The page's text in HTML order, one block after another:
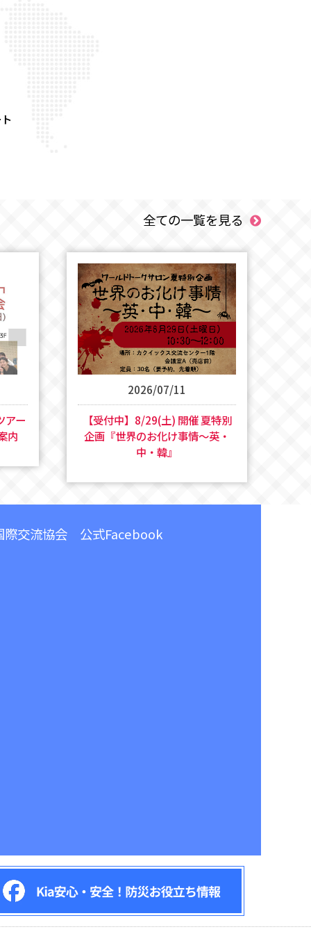
全ての一覧を見る
アー
内
2026/07/11
【受付中】8/29(土) 開催 夏特別
企画『世界のお化け事情～英・
中・韓』
際交流協会 公式Facebook